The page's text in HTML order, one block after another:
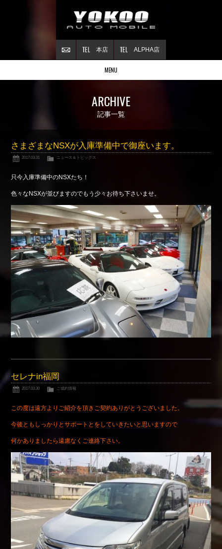
ALPHA店
本店
MENU
NSXについて
Reflesh Plan
Trade in
買取査定
Blog
公式ブログ
Shop info.
店舗紹介
Company
会社概要
ARCHIVE
記事一覧
さまざまなNSXが入庫準備中で御座います。
2017.03.31 ニュース＆トピックス
只今入庫準備中のNSXたち！
色々なNSXが並びますのでもう少々お待ち下さいませ。
セレナin福岡
2017.03.30 ご成約情報
この度は遠方よりご紹介を頂きご契約ありがとうございました。
今後ともしっかりとサポートとをしていきたいと思いますので
何かありましたら遠慮なくご連絡下さい。